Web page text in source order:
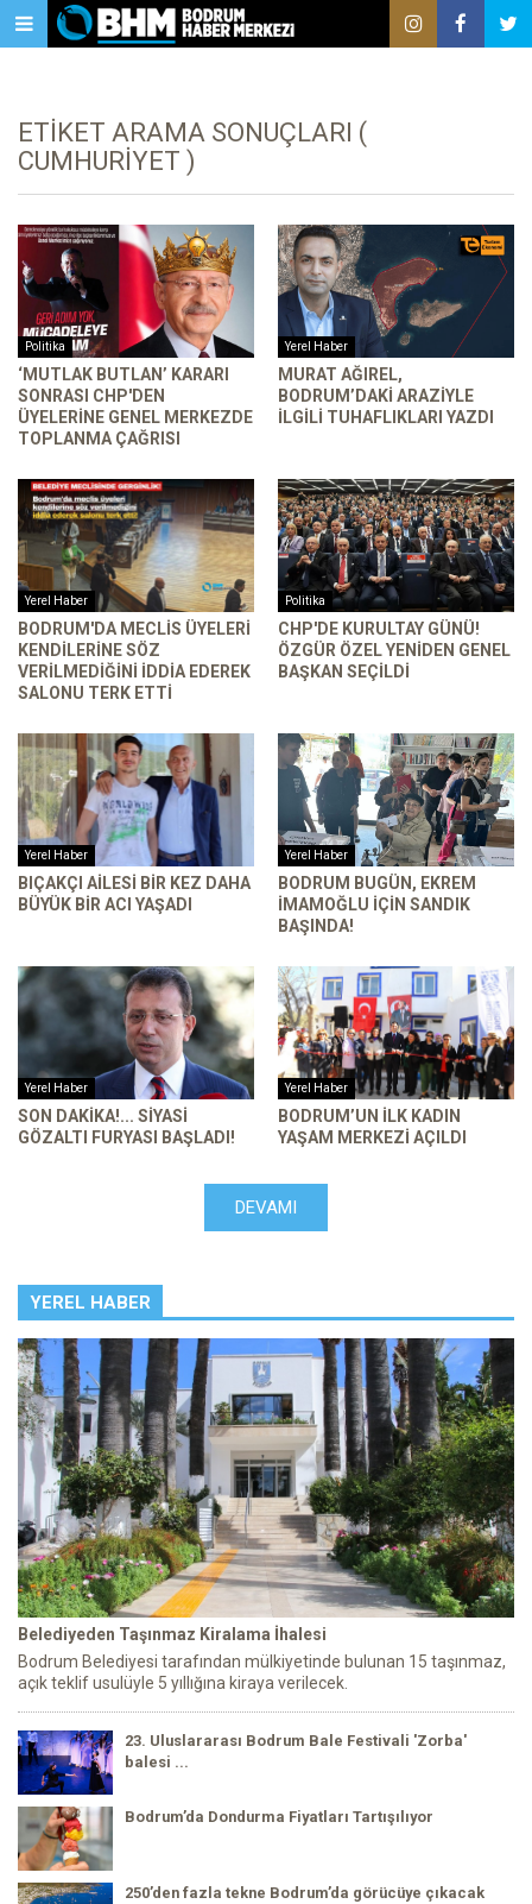
ETIKET ARAMA SONUÇLARI (
CUMHURIYET )
Politika
‘MUTLAK BUTLAN’ KARARI
SONRASI CHP'DEN
ÜYELERINE GENEL MERKEZDE
TOPLANMA ÇAĞRISI
Yerel Haber
MURAT AĞIREL,
BODRUM’DAKI ARAZIYLE
ILGILI TUHAFLIKLARI YAZDI
Yerel Haber
BODRUM'DA MECLIS ÜYELERI
KENDILERINE SÖZ
VERILMEDIĞINI IDDIA EDEREK
SALONU TERK ETTI
Politika
CHP'DE KURULTAY GÜNÜ!
ÖZGÜR ÖZEL YENIDEN GENEL
BAŞKAN SEÇILDI
Yerel Haber
BIÇAKÇI AILESI BIR KEZ DAHA
BÜYÜK BIR ACI YAŞADI
Yerel Haber
BODRUM BUGÜN, EKREM
İMAMOĞLU IÇIN SANDIK
BAŞINDA!
Yerel Haber
SON DAKİKA!... SİYASİ
GÖZALTI FURYASI BAŞLADI!
Yerel Haber
BODRUM’UN ILK KADIN
YAŞAM MERKEZI AÇILDI
DEVAMI
YEREL HABER
Belediyeden Taşınmaz Kiralama İhalesi
Bodrum Belediyesi tarafından mülkiyetinde bulunan 15 taşınmaz,
açık teklif usulüyle 5 yıllığına kiraya verilecek.
23. Uluslararası Bodrum Bale Festivali 'Zorba'
balesi ...
Bodrum’da Dondurma Fiyatları Tartışılıyor
250’den fazla tekne Bodrum’da görücüye çıkacak